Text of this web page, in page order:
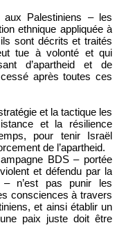
Palestiniens – les
ethnique appliquée à
sont décrits et traités
tue à volonté et qui
d’apartheid et de
après toutes ces
et la tactique les
et la résilience
pour tenir Israël
de l’apartheid.
BDS – portée
et défendu par la
– n’est pas punir les
consciences à travers
et ainsi établir un
paix juste doit être